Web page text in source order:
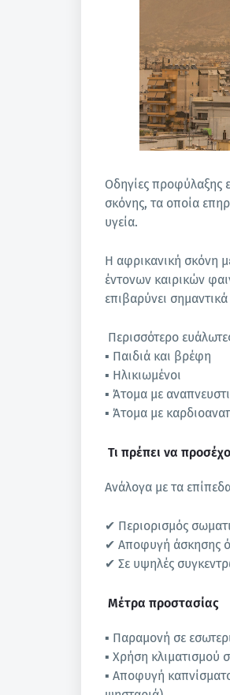
Οδηγίες προφύλαξης
σκόνης, τα οποία
υγεία.
Η αφρικανική σκόνη
έντονων καιρικών
επιβαρύνει
Περισσότερο
▪ Παιδιά και βρέφη
▪ Ηλικιωμένοι
▪ Άτομα με
▪ Άτομα με
Τι πρέπει να
Ανάλογα με τα
✔ Περιορισμός
✔ Αποφυγή άσκησης
✔ Σε υψηλές
Μέτρα προστασίας
▪ Παραμονή σε
▪ Χρήση κλιματισμού
▪ Αποφυγή